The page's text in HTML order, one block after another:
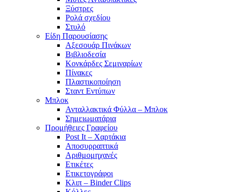
Ξύστρες
Ρολά σχεδίου
Στυλό
Είδη Παρουσίασης
Αξεσουάρ Πινάκων
Βιβλιοδεσία
Κονκάρδες Σεμιναρίων
Πίνακες
Πλαστικοποίηση
Σταντ Εντύπων
Μπλοκ
Ανταλλακτικά Φύλλα – Μπλοκ
Σημειωματάρια
Προμήθειες Γραφείου
Post It – Χαρτάκια
Αποσυρραπτικά
Αριθμομηχανές
Ετικέτες
Ετικετογράφοι
Κλιπ – Binder Clips